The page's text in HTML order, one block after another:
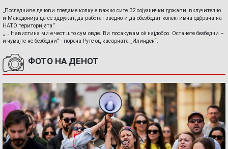
„Последниве денови гледаме колку е важно сите 32 сојузнички држави, вклучително
и Македонија да се здружат, да работат заедно и да обезбедат колективна одбрана на
НАТО територијата.“
„ ...Навистина ми е чест што сум овде. Ви посакувам сè најдобро. Останете безбедни –
и чувајте нè безбедни“ - порача Руте од касарната „Илинден“.
ФОТО НА ДЕНОТ